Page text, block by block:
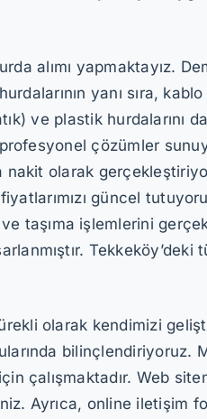
alımı yapmaktayız.
yanı sıra, kablo
ve plastik hurdalarını
çözümler
nakit olarak
güncel
taşıma işlemlerini
Tekkeköy’deki
olarak kendimizi
bilinçlendiriyoruz.
çalışmaktadır. Web
Ayrıca, online iletişim